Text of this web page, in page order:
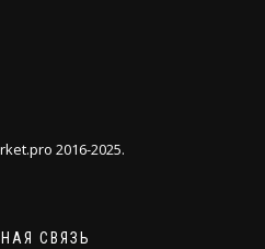
2016-2025.
СВЯЗЬ